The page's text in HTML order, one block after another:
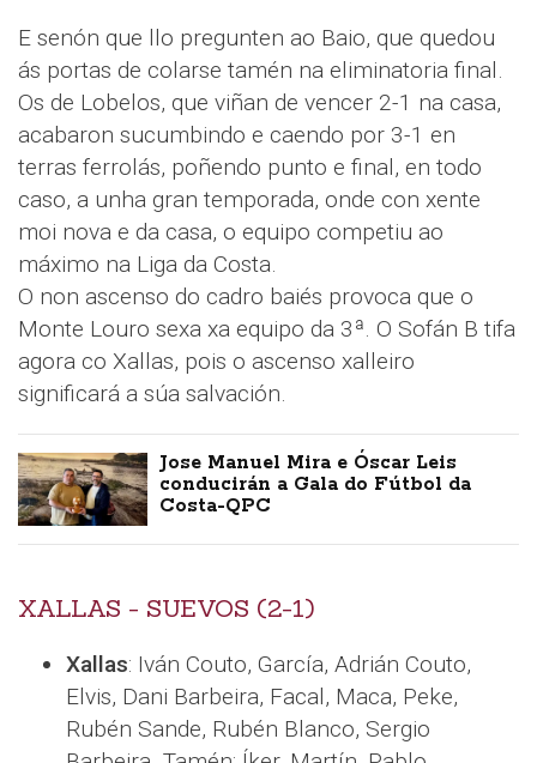
E senón que llo pregunten ao Baio, que quedou
ás portas de colarse tamén na eliminatoria final.
Os de Lobelos, que viñan de vencer 2-1 na casa,
acabaron sucumbindo e caendo por 3-1 en
terras ferrolás, poñendo punto e final, en todo
caso, a unha gran temporada, onde con xente
moi nova e da casa, o equipo competiu ao
máximo na Liga da Costa.
O non ascenso do cadro baiés provoca que o
Monte Louro sexa xa equipo da 3ª. O Sofán B tifa
agora co Xallas, pois o ascenso xalleiro
significará a súa salvación.
Jose Manuel Mira e Óscar Leis
conducirán a Gala do Fútbol da
Costa-QPC
XALLAS - SUEVOS (2-1)
Xallas: Iván Couto, García, Adrián Couto,
Elvis, Dani Barbeira, Facal, Maca, Peke,
Rubén Sande, Rubén Blanco, Sergio